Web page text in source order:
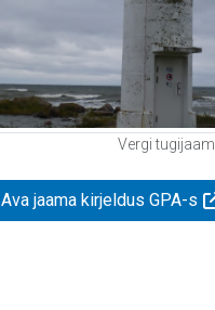
Vergi tugijaam
Ava jaama kirjeldus GPA-s